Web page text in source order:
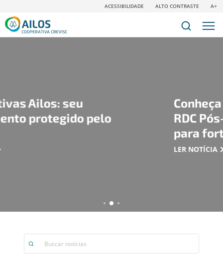
ACESSIBILIDADE ALTO CONTRASTE A+
Conheça a nova
RDC Pós-fixado: uma
para fortalecer seu